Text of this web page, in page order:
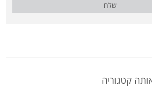
שלח
קטגוריה